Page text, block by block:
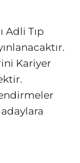
Adli Tıp
Kariyer